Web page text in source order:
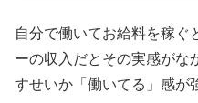
自分で働いてお給料を稼ぐ
ーの収入だとその実感がな
すせいか「働いてる」感が